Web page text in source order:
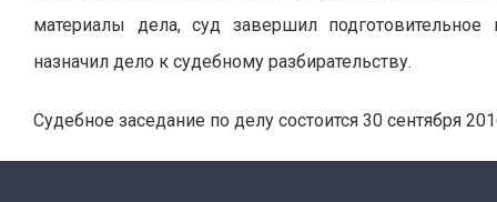
материалы дела, суд завершил подготовительное
назначил дело к судебному разбирательству.
Судебное заседание по делу состоится 30 сентября